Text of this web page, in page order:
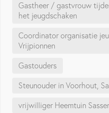
Gastheer / gastvrouw
het jeugdschaken
Coordinator organisatie
Vrijpionnen
Gastouders
Steunouder in Voorhout,
vrijwilliger Heemtuin